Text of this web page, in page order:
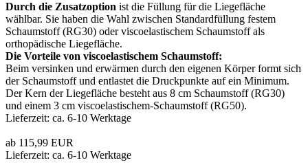
Durch die Zusatzoption ist die Füllung für die Liegefläche
wählbar. Sie haben die Wahl zwischen Standardfüllung festem
Schaumstoff (RG30) oder viscoelastischem Schaumstoff als
orthopädische Liegefläche.
Die Vorteile von viscoelastischem Schaumstoff:
Beim versinken und erwärmen durch den eigenen Körper formt sich
der Schaumstoff und entlastet die Druckpunkte auf ein Minimum.
Der Kern der Liegefläche besteht aus 8 cm Schaumstoff (RG30)
und einem 3 cm viscoelastischem-Schaumstoff (RG50).
Lieferzeit: ca. 6-10 Werktage
ab 115,99 EUR
Lieferzeit: ca. 6-10 Werktage